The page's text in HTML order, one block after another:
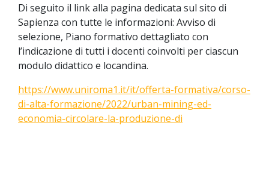
Di seguito il link alla pagina dedicata sul sito di
Sapienza con tutte le informazioni: Avviso di
selezione, Piano formativo dettagliato con
l’indicazione di tutti i docenti coinvolti per ciascun
modulo didattico e locandina.
https://www.uniroma1.it/it/offerta-formativa/corso-
di-alta-formazione/2022/urban-mining-ed-
economia-circolare-la-produzione-di